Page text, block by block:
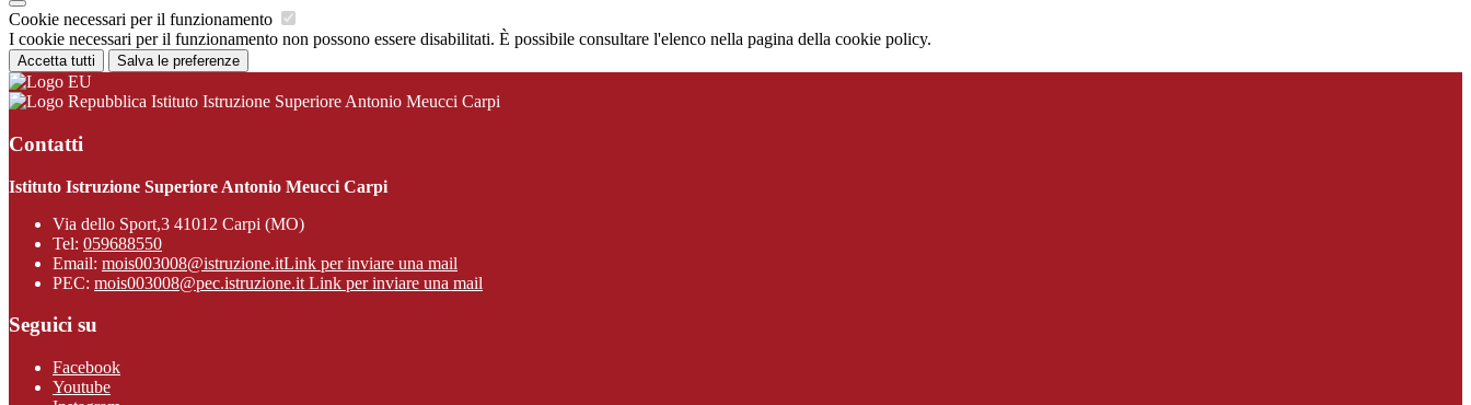
Cookie necessari per il funzionamento
I cookie necessari per il funzionamento non possono essere disabilitati. È possibile consultare l'elenco nella pagina della cookie policy.
Accetta tutti Salva le preferenze
Istituto Istruzione Superiore Antonio Meucci Carpi
Contatti
Istituto Istruzione Superiore Antonio Meucci Carpi
Via dello Sport,3 41012 Carpi (MO)
Tel: 059688550
Email: mois003008@istruzione.itLink per inviare una mail
PEC: mois003008@pec.istruzione.it Link per inviare una mail
Seguici su
Facebook
Youtube